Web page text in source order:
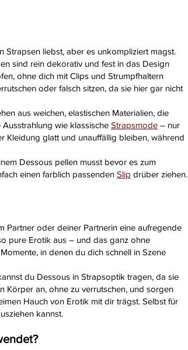
liebst, aber es unkompliziert magst.
sind rein dekorativ und fest in das Design
ohne dich mit Clips und Strumpfhaltern
oder falsch sitzen, da sie hier gar nicht
aus weichen, elastischen Materialien, die
wie klassische Strapsmode – nur
Kleidung glatt und unauffällig bleiben, während
Dessous pellen musst bevor es zum
einen farblich passenden Slip drüber ziehen.
Partner oder deiner Partnerin eine aufregende
pure Erotik aus – und das ganz ohne
in denen du dich schnell in Szene
du Dessous in Strapsoptik tragen, da sie
Körper an, ohne zu verrutschen, und sorgen
Hauch von Erotik mit dir trägst. Selbst für
kannst.